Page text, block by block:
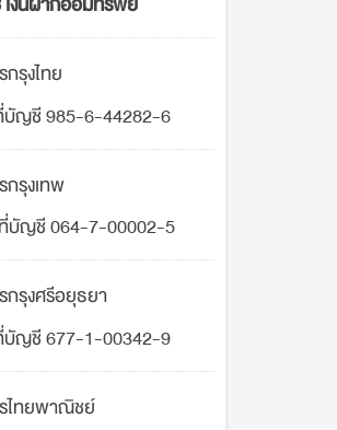
รุงไทย
บัญชี 985-6-44282-6
กรุงเทพ
บัญชี 064-7-00002-5
กรุงศรีอยุธยา
บัญชี 677-1-00342-9
ไทยพาณิชย์